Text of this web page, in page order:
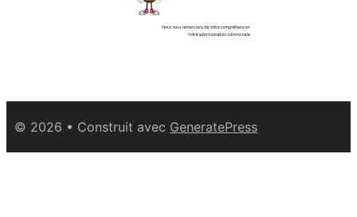
© 2026 • Construit avec GeneratePress